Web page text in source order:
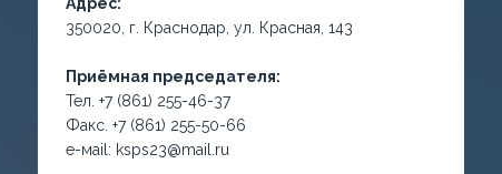
Адрес:
350020, г. Краснодар, ул. Красная, 143
Приёмная председателя:
Тел. +7 (861) 255-46-37
Факс. +7 (861) 255-50-66
е-маil: ksps23@mail.ru